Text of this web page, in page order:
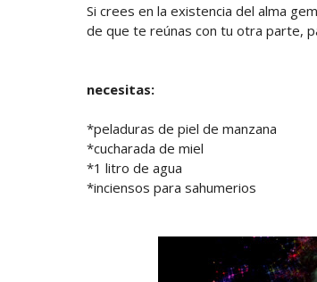
Si crees en la existencia del alma
de que te reúnas con tu otra parte,
necesitas:
*peladuras de piel de manzana
*cucharada de miel
*1 litro de agua
*inciensos para sahumerios